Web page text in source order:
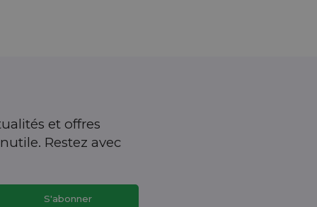
et offres
Restez avec